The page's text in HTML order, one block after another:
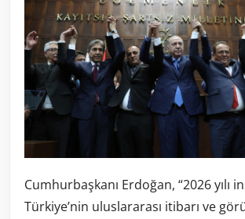
Cumhurbaşkanı Erdoğan, “2026 yılı
Türkiye’nin uluslararası itibarı ve